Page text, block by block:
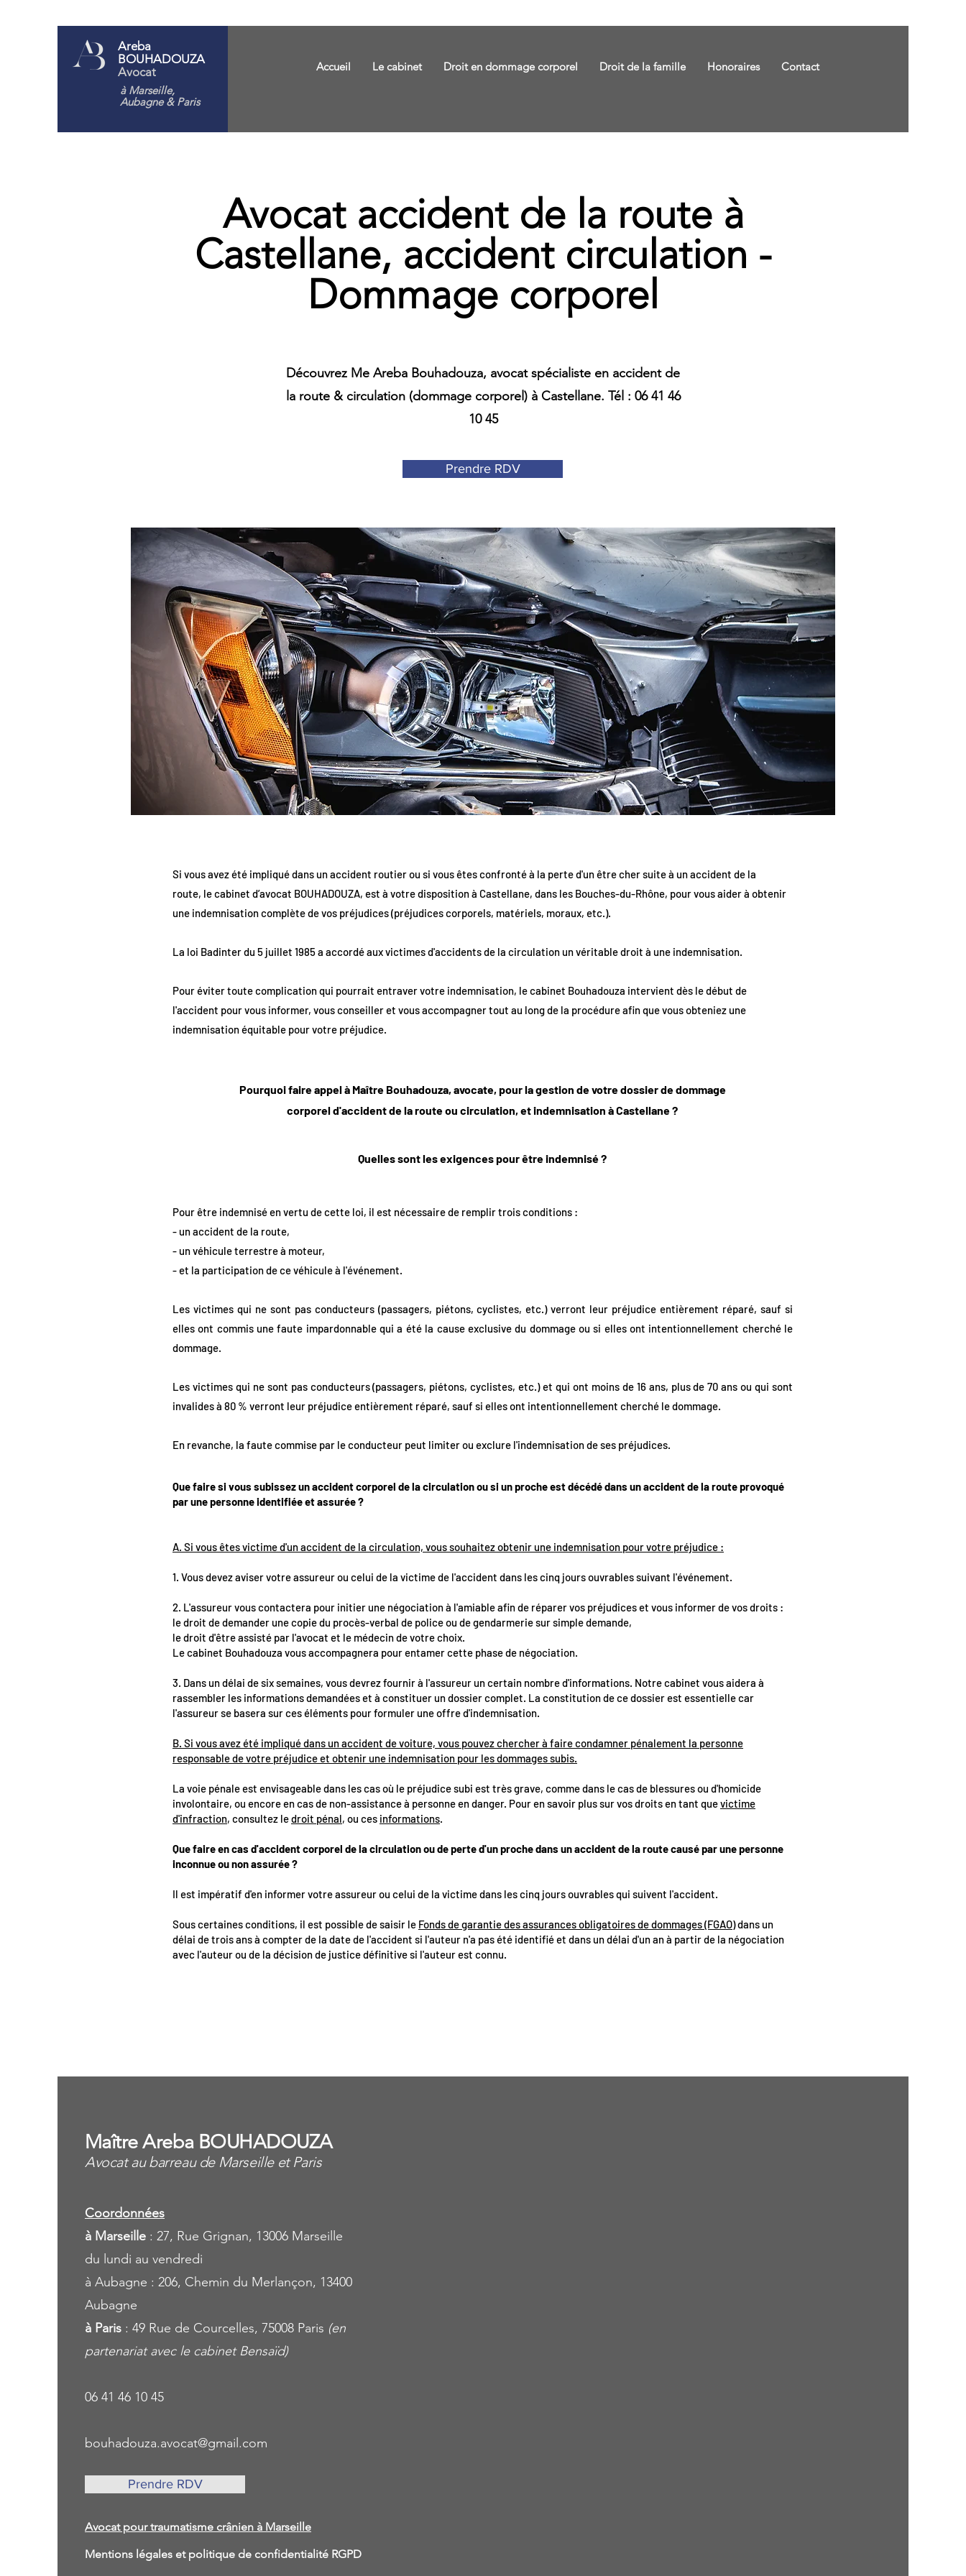
Areba
BOUHADOUZA
Avocat
à Marseille,
Aubagne& Paris
Accueil Le cabinet Droit en dommage corporel Droit de la famille Honoraires Contact
Avocat accident de la route à
Castellane, accident circulation -
Dommage corporel
Découvrez Me Areba Bouhadouza, avocat spécialiste en accident de
la route & circulation (dommage corporel) à Castellane. Tél : 06 41 46
10 45
Prendre RDV
Si vous avez été impliqué dans un accident routier ou si vous êtes confronté à la perte d'un être cher suite à un accident de la
route, le cabinet d’avocat BOUHADOUZA, est à votre disposition à Castellane, dans les Bouches-du-Rhône, pour vous aider à obtenir
une indemnisation complète de vos préjudices (préjudices corporels, matériels, moraux, etc.).
La loi Badinter du 5 juillet 1985 a accordé aux victimes d'accidents de la circulation un véritable droit à une indemnisation.
Pour éviter toute complication qui pourrait entraver votre indemnisation, le cabinet Bouhadouza intervient dès le début de
l'accident pour vous informer, vous conseiller et vous accompagner tout au long de la procédure afin que vous obteniez une
indemnisation équitable pour votre préjudice.
Pourquoi faire appel à Maître Bouhadouza, avocate, pour la gestion de votre dossier de dommage
corporel d'accident de la route ou circulation, et indemnisation à Castellane ?
Quelles sont les exigences pour être indemnisé ?
Pour être indemnisé en vertu de cette loi, il est nécessaire de remplir trois conditions :
- un accident de la route,
- un véhicule terrestre à moteur,
- et la participation de ce véhicule à l'événement.
Les victimes qui ne sont pas conducteurs (passagers, piétons, cyclistes, etc.) verront leur préjudice entièrement réparé, sauf si
elles ont commis une faute impardonnable qui a été la cause exclusive du dommage ou si elles ont intentionnellement cherché le
dommage.
Les victimes qui ne sont pas conducteurs (passagers, piétons, cyclistes, etc.) et qui ont moins de 16 ans, plus de 70 ans ou qui sont
invalides à 80 % verront leur préjudice entièrement réparé, sauf si elles ont intentionnellement cherché le dommage.
En revanche, la faute commise par le conducteur peut limiter ou exclure l'indemnisation de ses préjudices.
Que faire si vous subissez un accident corporel de la circulation ou si un proche est décédé dans un accident de la route provoqué
par une personne identifiée et assurée ?
A. Si vous êtes victime d'un accident de la circulation, vous souhaitez obtenir une indemnisation pour votre préjudice :
1. Vous devez aviser votre assureur ou celui de la victime de l'accident dans les cinq jours ouvrables suivant l'événement.
2. L'assureur vous contactera pour initier une négociation à l'amiable afin de réparer vos préjudices et vous informer de vos droits :
le droit de demander une copie du procès-verbal de police ou de gendarmerie sur simple demande,
le droit d'être assisté par l'avocat et le médecin de votre choix.
Le cabinet Bouhadouza vous accompagnera pour entamer cette phase de négociation.
3. Dans un délai de six semaines, vous devrez fournir à l'assureur un certain nombre d'informations. Notre cabinet vous aidera à
rassembler les informations demandées et à constituer un dossier complet. La constitution de ce dossier est essentielle car
l'assureur se basera sur ces éléments pour formuler une offre d'indemnisation.
B. Si vous avez été impliqué dans un accident de voiture, vous pouvez chercher à faire condamner pénalement la personne
responsable de votre préjudice et obtenir une indemnisation pour les dommages subis.
La voie pénale est envisageable dans les cas où le préjudice subi est très grave, comme dans le cas de blessures ou d'homicide
involontaire, ou encore en cas de non-assistance à personne en danger. Pour en savoir plus sur vos droits en tant quevictime
d'infraction, consultez ledroit pénal, ou ces informations.
Que faire en cas d'accident corporel de la circulation ou de perte d'un proche dans un accident de la route causé par une personne
inconnue ou non assurée ?
Il est impératif d'en informer votre assureur ou celui de la victime dans les cinq jours ouvrables qui suivent l'accident.
Sous certaines conditions, il est possible de saisir le Fonds de garantie des assurances obligatoires de dommages (FGAO)dans un
délai de trois ans à compter de la date de l'accident si l'auteur n'a pas été identifié et dans un délai d'un an à partir de la négociation
avec l'auteur ou de la décision de justice définitive si l'auteur est connu.
Maître Areba BOUHADOUZA
Avocat au barreau de Marseille et Paris
Coordonnées
à Marseille : 27, Rue Grignan, 13006 Marseille
du lundi au vendredi
à Aubagne : 206, Chemin du Merlançon, 13400
Aubagne
à Paris : 49 Rue de Courcelles, 75008 Paris (en
partenariat avec le cabinet Bensaïd)
06 41 46 10 45
bouhadouza.avocat@gmail.com
Prendre RDV
Avocat pour traumatisme crânien à Marseille
Mentions légales et politique de confidentialité RGPD